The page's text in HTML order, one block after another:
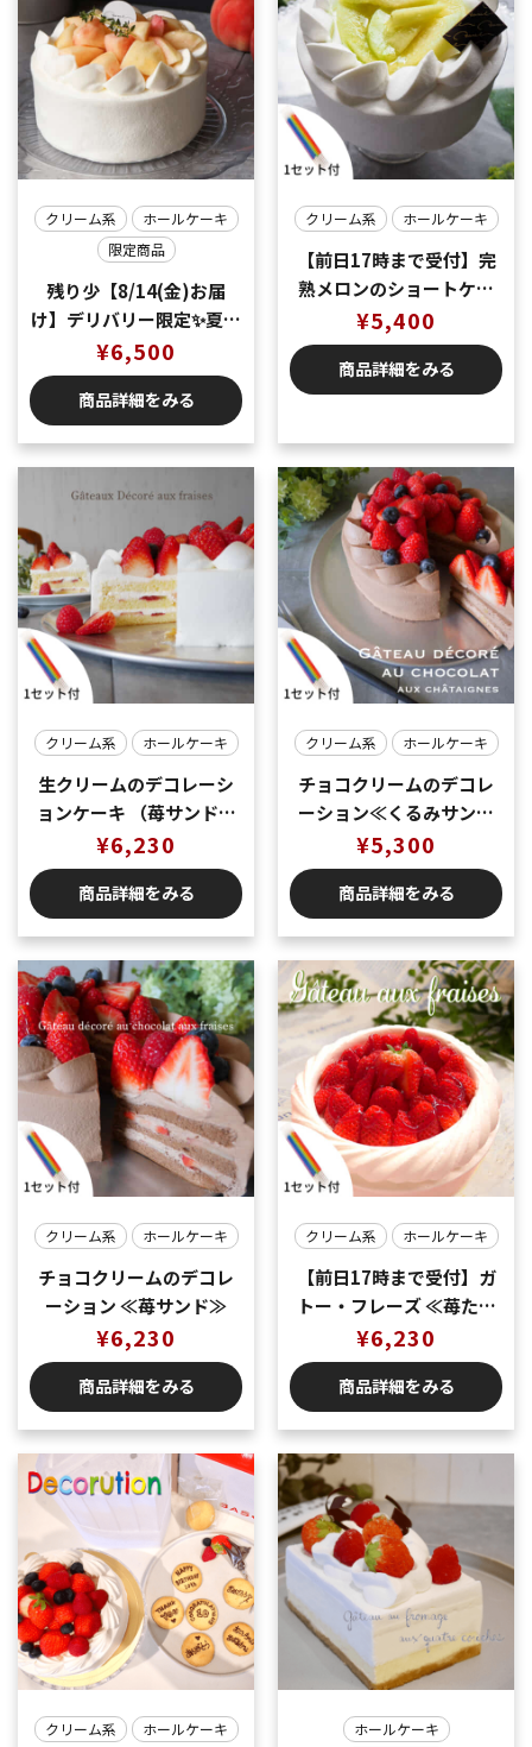
クリーム系
ホールケーキ
限定商品
残り少【8/14(金)お届
け】デリバリー限定✨夏の
味覚🍑桃のショートケー
キ5号（5〜6名様分）
¥6,500
商品詳細をみる
クリーム系 ホールケーキ
【前日17時まで受付】完
熟メロンのショートケー
キ
¥5,400
商品詳細をみる
クリーム系 ホールケーキ
生クリームのデコレーシ
ョンケーキ （苺サンド）
≪苺サンド≫
¥6,230
商品詳細をみる
クリーム系 ホールケーキ
チョコクリームのデコレ
ーション≪くるみサンド
≫
¥5,300
商品詳細をみる
クリーム系 ホールケーキ
チョコクリームのデコレ
ーション ≪苺サンド≫
¥6,230
商品詳細をみる
クリーム系 ホールケーキ
【前日17時まで受付】ガ
トー・フレーズ ≪苺たっ
ぷりのデコレーションケ
ーキ≫
¥6,230
商品詳細をみる
クリーム系 ホールケーキ
ホールケーキ